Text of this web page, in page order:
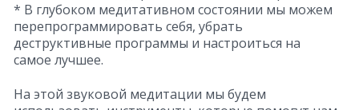
* В глубоком медитативном состоянии мы можем
перепрограммировать себя, убрать
деструктивные программы и настроиться на
самое лучшее.
На этой звуковой медитации мы будем